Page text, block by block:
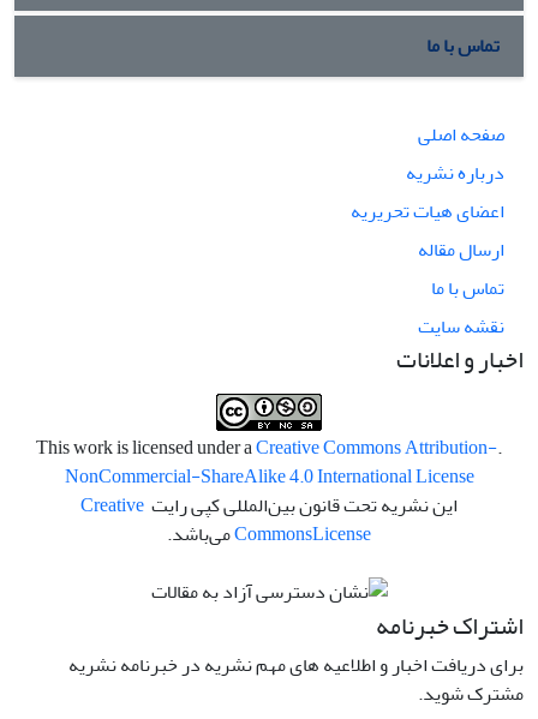
تماس با ما
صفحه اصلی
درباره نشریه
اعضای هیات تحریریه
ارسال مقاله
تماس با ما
نقشه سایت
اخبار و اعلانات
.This work is licensed under a
Creative Commons Attribution-
NonCommercial-ShareAlike 4.0 International License
این نشریه تحت قانون بین‌المللی کپی رایت Creative
CommonsLicense می‌باشد.
اشتراک خبرنامه
برای دریافت اخبار و اطلاعیه های مهم نشریه در خبرنامه نشریه
مشترک شوید.